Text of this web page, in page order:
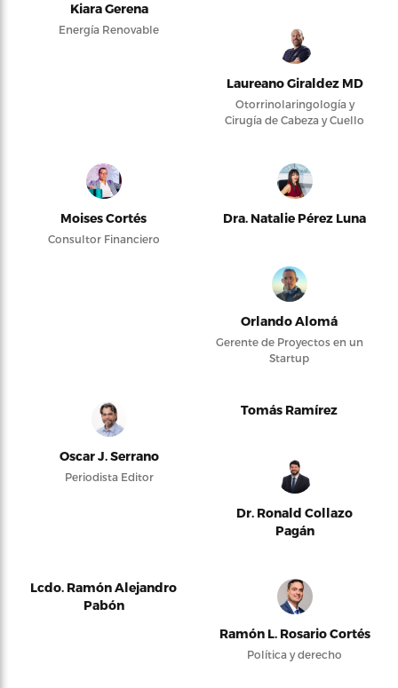
Kiara Gerena
Energía Renovable
Laureano Giraldez MD
Otorrinolaringología y
Cirugía de Cabeza y Cuello
Moises Cortés
Consultor Financiero
Dra. Natalie Pérez Luna
Orlando Alomá
Gerente de Proyectos en un
Startup
Oscar J. Serrano
Periodista Editor
Tomás Ramírez
Dr. Ronald Collazo
Pagán
Lcdo. Ramón Alejandro
Pabón
Ramón L. Rosario Cortés
Política y derecho